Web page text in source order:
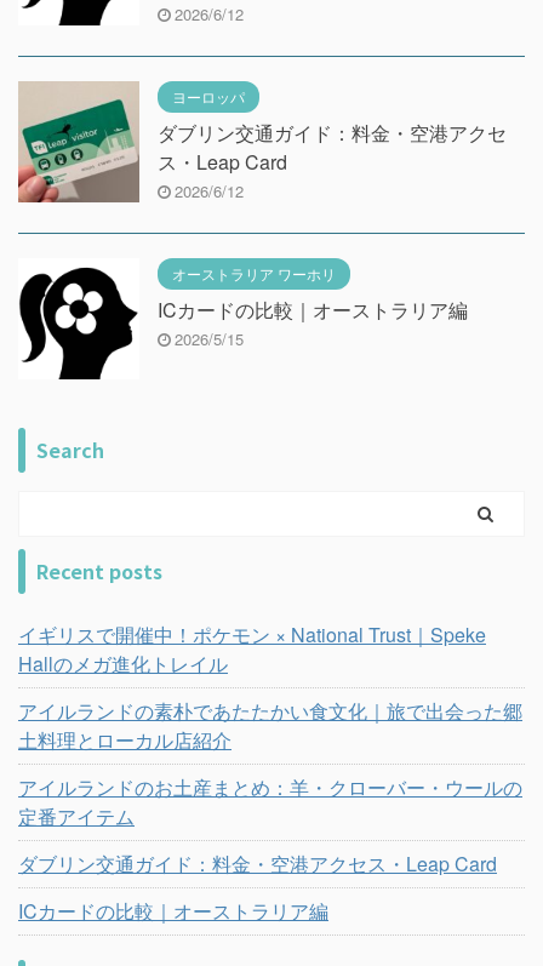
2026/6/12
ヨーロッパ
ダブリン交通ガイド：料金・空港アクセ
ス・Leap Card
2026/6/12
オーストラリア ワーホリ
ICカードの比較｜オーストラリア編
2026/5/15
Search
Recent posts
イギリスで開催中！ポケモン × National Trust｜Speke
Hallのメガ進化トレイル
アイルランドの素朴であたたかい食文化｜旅で出会った郷
土料理とローカル店紹介
アイルランドのお土産まとめ：羊・クローバー・ウールの
定番アイテム
ダブリン交通ガイド：料金・空港アクセス・Leap Card
ICカードの比較｜オーストラリア編